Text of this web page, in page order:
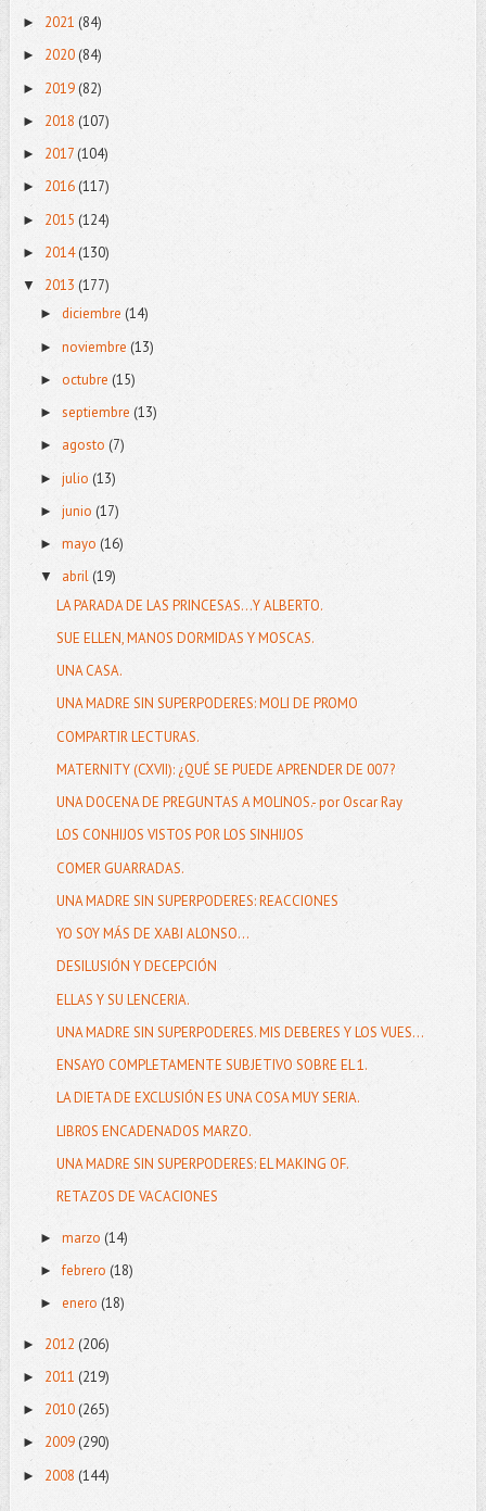
► 2021 (84)
► 2020 (84)
► 2019 (82)
► 2018 (107)
► 2017 (104)
► 2016(117)
► 2015 (124)
► 2014(130)
▼ 2013 (177)
► diciembre (14)
► noviembre (13)
► octubre (15)
► septiembre (13)
► agosto (7)
► julio (13)
► junio (17)
► mayo (16)
▼ abril(19)
LA PARADA DE LAS PRINCESAS...Y ALBERTO.
SUE ELLEN, MANOS DORMIDAS Y MOSCAS.
UNA CASA.
UNA MADRE SIN SUPERPODERES: MOLI DE PROMO
COMPARTIR LECTURAS.
MATERNITY (CXVII): ¿QUÉ SE PUEDE APRENDER DE 007?
UNA DOCENA DE PREGUNTAS A MOLINOS.- por Oscar Ray
LOS CONHIJOS VISTOS POR LOS SINHIJOS
COMER GUARRADAS.
UNA MADRE SIN SUPERPODERES: REACCIONES
YO SOY MÁS DE XABI ALONSO...
DESILUSIÓN Y DECEPCIÓN
ELLAS Y SU LENCERIA.
UNA MADRE SIN SUPERPODERES. MIS DEBERES Y LOS VUES...
ENSAYO COMPLETAMENTE SUBJETIVO SOBRE EL 1.
LA DIETA DE EXCLUSIÓN ES UNA COSA MUY SERIA.
LIBROS ENCADENADOS MARZO.
UNA MADRE SIN SUPERPODERES: EL MAKING OF.
RETAZOS DE VACACIONES
► marzo (14)
►febrero (18)
► enero (18)
► 2012 (206)
► 2011 (219)
► 2010(265)
► 2009(290)
► 2008 (144)